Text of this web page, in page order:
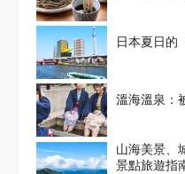
日本夏日的
溫海溫泉：
山海美景、
景點旅遊指